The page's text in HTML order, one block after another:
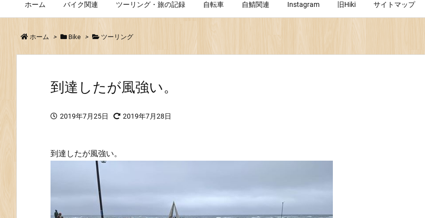
ホーム バイク関連 ツーリング・旅の記録 自転車 自鯖関連 Instagram 旧Hiki サイトマップ
ホーム > Bike > ツーリング
到達したが風強い。
2019年7月25日 2019年7月28日
到達したが風強い。